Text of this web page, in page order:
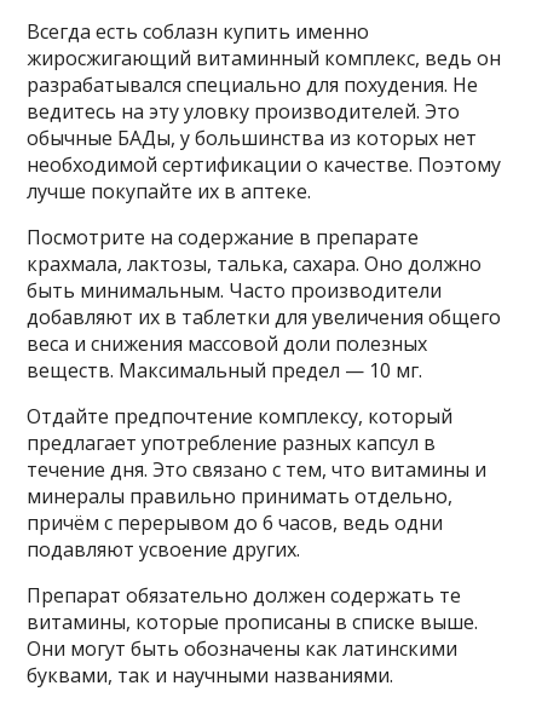
Всегда есть соблазн купить именно
жиросжигающий витаминный комплекс, ведь он
разрабатывался специально для похудения. Не
ведитесь на эту уловку производителей. Это
обычные БАДы, у большинства из которых нет
необходимой сертификации о качестве. Поэтому
лучше покупайте их в аптеке.
Посмотрите на содержание в препарате
крахмала, лактозы, талька, сахара. Оно должно
быть минимальным. Часто производители
добавляют их в таблетки для увеличения общего
веса и снижения массовой доли полезных
веществ. Максимальный предел — 10 мг.
Отдайте предпочтение комплексу, который
предлагает употребление разных капсул в
течение дня. Это связано с тем, что витамины и
минералы правильно принимать отдельно,
причём с перерывом до 6 часов, ведь одни
подавляют усвоение других.
Препарат обязательно должен содержать те
витамины, которые прописаны в списке выше.
Они могут быть обозначены как латинскими
буквами, так и научными названиями.